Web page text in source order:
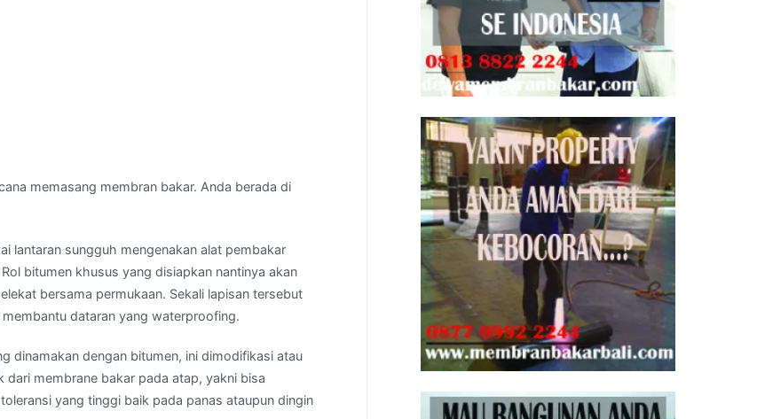
memasang membran bakar. Anda berada di
lantaran sungguh mengenakan alat pembakar
bitumen khusus yang disiapkan nantinya akan
bersama permukaan. Sekali lapisan tersebut
dataran yang waterproofing.
dinamakan dengan bitumen, ini dimodifikasi atau
membrane bakar pada atap, yakni bisa
yang tinggi baik pada panas ataupun dingin